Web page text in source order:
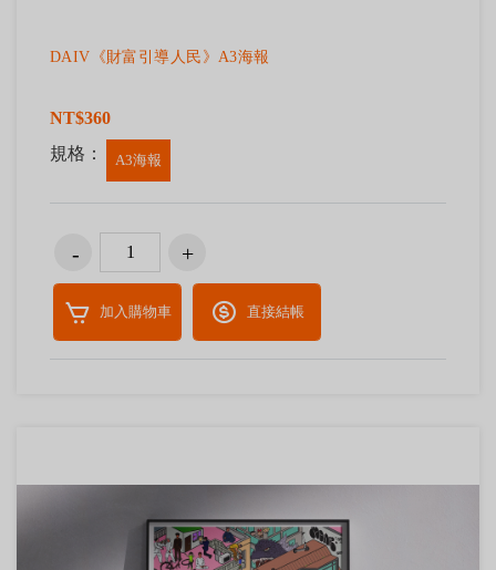
DAIV《財富引導人民》A3海報
NT$360
規格：
A3海報
加入購物車 直接結帳